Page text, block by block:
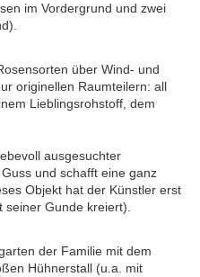
im Vordergrund und zwei
über Wind- und
originellen Raumteilern: all
Lieblingsrohstoff, dem
ausgesuchter
und schafft eine ganz
Objekt hat der Künstler erst
Gunde kreiert).
der Familie mit dem
Hühnerstall (u.a. mit